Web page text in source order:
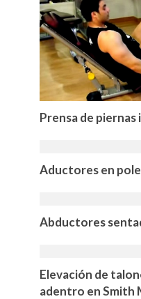
Prensa de piernas
Aductores en
Abductores
Elevación de
adentro en Smith